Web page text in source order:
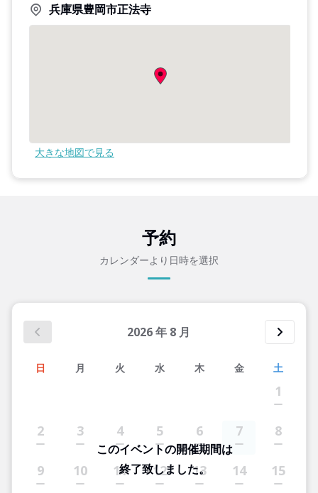
兵庫県豊岡市正法寺
大きな地図で見る
予約
カレンダーより日時を選択
2026年 8 月
日 月 火 水 木 金 土
1
2 3 4 5 6 7 8
9 10 11 12 13 14 15
このイベントの開催期間は
終了致しました。